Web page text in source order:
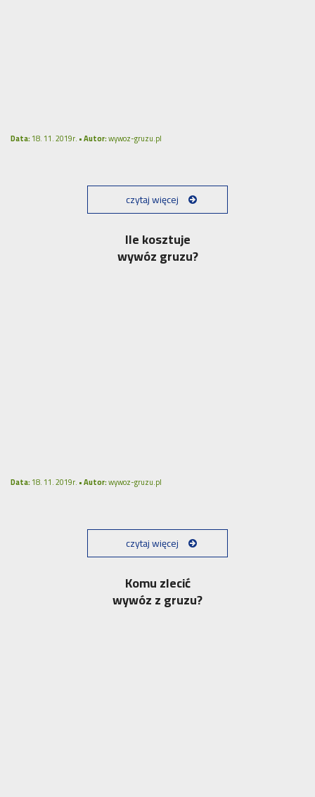
Data:18. 11. 2019r. •Autor:wywoz-gruzu.pl
czytaj więcej
Ile kosztuje
wywóz gruzu?
Data:18. 11. 2019r. •Autor:wywoz-gruzu.pl
czytaj więcej
Komu zlecić
wywóz z gruzu?